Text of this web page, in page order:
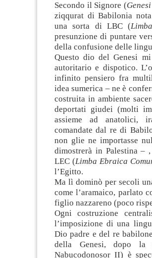
Secondo il Signore (
ziqqurat di Babilonia
una sorta di LBC (
presunzione di puntare
della confusione delle
Questo dio del Genesi mi
autoritario e dispotico.
infinito pensiero fra
idea sumerica – ne è
costruita in ambiente
deportati giudei (molti
assieme ad anatolici,
comandate dal re di
non glie ne importasse
dimostrerà in Palestina –
LEC (Limba Ebraica
l’Egitto.
Ma lì dominò per secoli
come l’aramaico, parlato
figlio nazzareno (poco
Ogni costruzione
l’imposizione di una
Dio padre e del re
della Genesi, dopo
Nabucodonosor II) è